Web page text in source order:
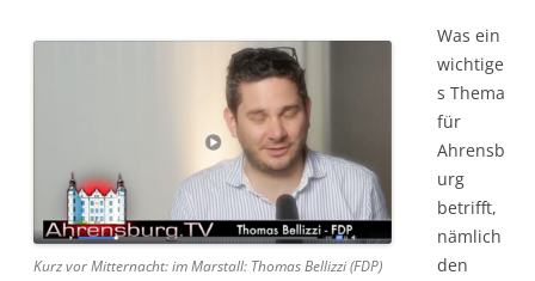
Kurz vor Mitternacht: im Marstall: Thomas Bellizzi (FDP)
Was ein
wichtige
s Thema
für
Ahrensb
urg
betrifft,
nämlich
den